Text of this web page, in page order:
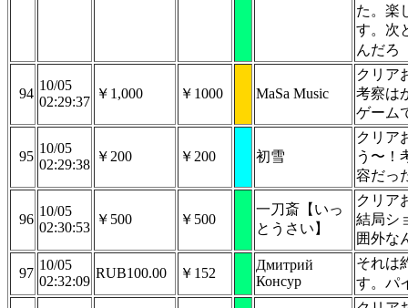
た。楽
す。次
んだろ
94
10/05
02:29:37
￥1,000 ￥1000 MaSa Music
クリア
考察は
ゲーム
95
10/05
02:29:38
￥200 ￥200 初雪
クリア
う〜！
容だっ
96
10/05
02:30:53
￥500 ￥500
一刀斎【いっ
とうさい】
クリア
結局シ
囲外な
97
10/05
02:32:09
RUB100.00 ￥152
Дмитрий
Консур
それは
す。パ